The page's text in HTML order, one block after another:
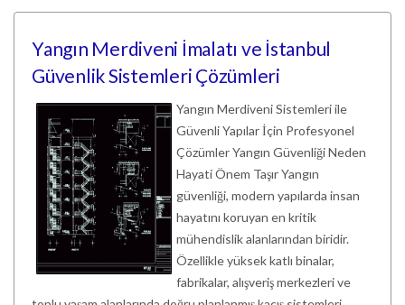
Yangın Merdiveni İmalatı ve İstanbul
Güvenlik Sistemleri Çözümleri
Yangın Merdiveni Sistemleri ile
Güvenli Yapılar İçin Profesyonel
Çözümler Yangın Güvenliği Neden
Hayati Önem Taşır Yangın
güvenliği, modern yapılarda insan
hayatını koruyan en kritik
mühendislik alanlarından biridir.
Özellikle yüksek katlı binalar,
fabrikalar, alışveriş merkezleri ve